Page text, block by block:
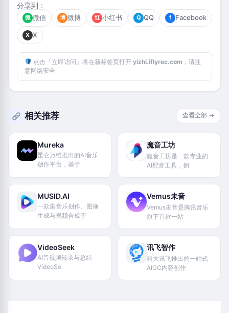
分享到：
微 微信 博 微博 红 小红书 Q QQ f Facebook
X X
点击「立即访问」将在新标签页打开 yizhi.iflyrec.com ，请注
意网络安全
相关推荐 查看全部 →
Mureka
昆仑万维推出的AI音乐
创作平台，基于
魔音工坊
魔音工坊是一款专业的
AI配音工具，拥
MUSID.AI
一款集音乐创作、图像
生成与视频合成于
Vemus未音
Vemus未音是腾讯音乐
旗下首款一站
VideoSeek
AI音视频转录与总结
VideoSe
讯飞智作
科大讯飞推出的一站式
AIGC内容创作